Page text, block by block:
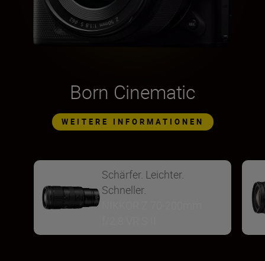
Born Cinematic
WEITERE INFORMATIONEN
Schärfer. Leichter.
Schneller.